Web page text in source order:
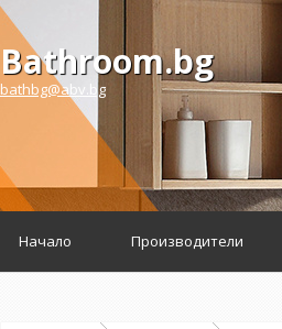
Bathroom.bg
bathbg@abv.bg
Начало Производители